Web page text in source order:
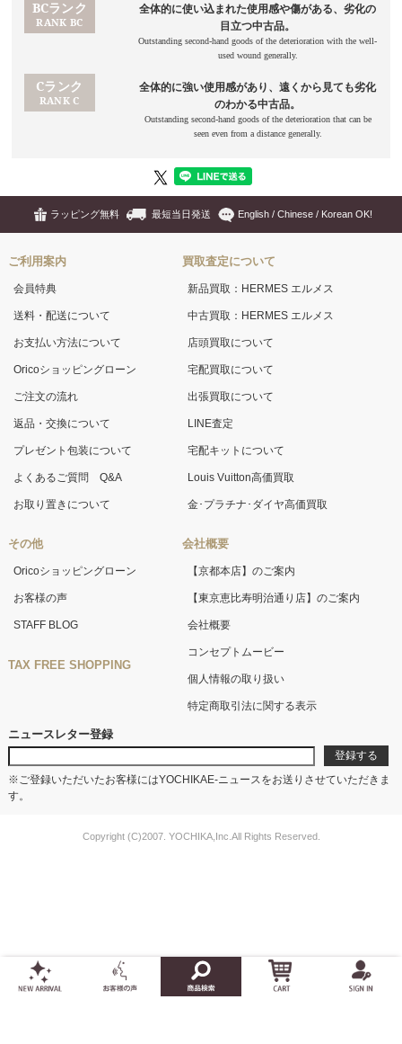
ラッピング無料 最短当日発送 English / Chinese / Korean OK!
ご利用案内
会員特典
送料・配送について
お支払い方法について
Oricoショッピングローン
ご注文の流れ
返品・交換について
プレゼント包装について
よくあるご質問 Q&A
お取り置きについて
その他
Oricoショッピングローン
お客様の声
STAFF BLOG
TAX FREE SHOPPING
買取査定について
新品買取：HERMES エルメス
中古買取：HERMES エルメス
店頭買取について
宅配買取について
出張買取について
LINE査定
宅配キットについて
Louis Vuitton高価買取
金･プラチナ･ダイヤ高価買取
会社概要
【京都本店】のご案内
【東京恵比寿明治通り店】のご案内
会社概要
コンセプトムービー
個人情報の取り扱い
特定商取引法に関する表示
ニュースレター登録
※ご登録いただいたお客様にはYOCHIKAE-ニュースをお送りさせていただきま
す。
Copyright (C)2007. YOCHIKA,Inc.All Rights Reserved.